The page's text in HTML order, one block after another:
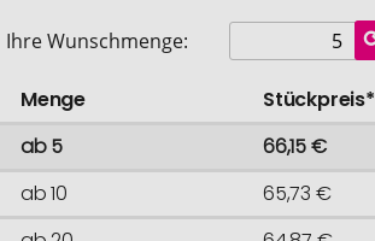
Ihre Wunschmenge:
Menge
Stückpreis*
ab 5
66,15 €
ab 10
65,73 €